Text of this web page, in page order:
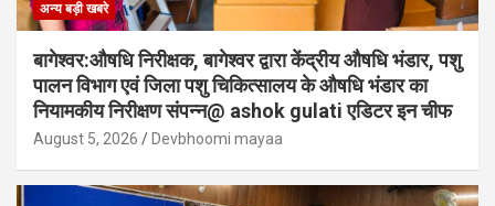
अन्य बड़ी खबरे
बागेश्वर:औषधि निरीक्षक, बागेश्वर द्वारा केंद्रीय औषधि भंडार, पशु
पालन विभाग एवं जिला पशु चिकित्सालय के औषधि भंडार का
नियामकीय निरीक्षण संपन्न@ ashok gulati एडिटर इन चीफ
August 5, 2026 Devbhoomi mayaa